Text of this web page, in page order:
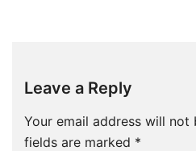
Leave a Reply
Your email address will not
fields are marked *